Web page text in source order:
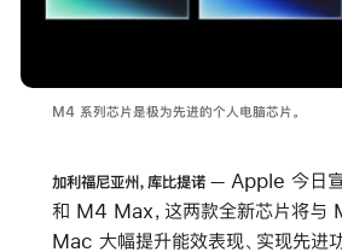
M4 系列芯片是极为先进的个人电脑芯片。
加利福尼亚州，库比提诺
Apple 今日
和 M4 Max，这两款全新芯片将与
Mac 大幅提升能效表现、实现先进